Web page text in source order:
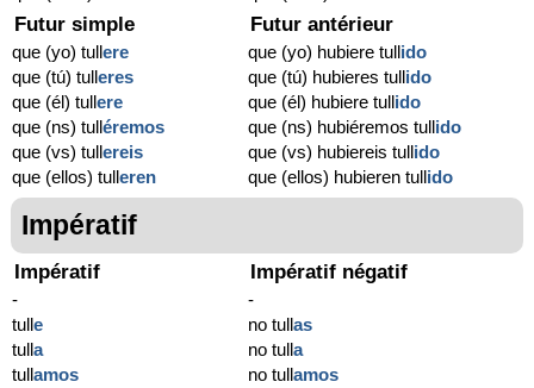
Futur simple
que (yo) tullere
que (tú) tulleres
que (él) tullere
que (ns) tulléremos
que (vs) tullereis
que (ellos) tulleren
Futur antérieur
que (yo) hubiere tullido
que (tú) hubieres tullido
que (él) hubiere tullido
que (ns) hubiéremos tullido
que (vs) hubiereis tullido
que (ellos) hubieren tullido
Impératif
Impératif
-
tulle
tulla
tullamos
Impératif négatif
-
no tullas
no tulla
no tullamos